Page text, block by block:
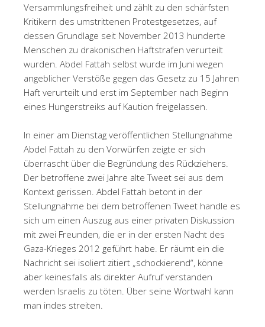
Versammlungsfreiheit und zählt zu den schärfsten
Kritikern des umstrittenen Protestgesetzes, auf
dessen Grundlage seit November 2013 hunderte
Menschen zu drakonischen Haftstrafen verurteilt
wurden. Abdel Fattah selbst wurde im Juni wegen
angeblicher Verstöße gegen das Gesetz zu 15 Jahren
Haft verurteilt und erst im September nach Beginn
eines Hungerstreiks auf Kaution freigelassen.
In einer am Dienstag veröffentlichen Stellungnahme
Abdel Fattah zu den Vorwürfen zeigte er sich
überrascht über die Begründung des Rückziehers.
Der betroffene zwei Jahre alte Tweet sei aus dem
Kontext gerissen. Abdel Fattah betont in der
Stellungnahme bei dem betroffenen Tweet handle es
sich um einen Auszug aus einer privaten Diskussion
mit zwei Freunden, die er in der ersten Nacht des
Gaza-Krieges 2012 geführt habe. Er räumt ein die
Nachricht sei isoliert zitiert „schockierend“, könne
aber keinesfalls als direkter Aufruf verstanden
werden Israelis zu töten. Über seine Wortwahl kann
man indes streiten.